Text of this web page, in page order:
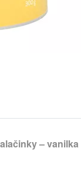
– vanilka